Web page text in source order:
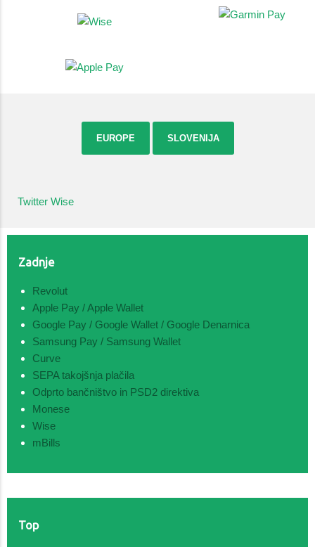
EUROPE SLOVENIJA
Twitter Wise
Zadnje
Revolut
Apple Pay / Apple Wallet
Google Pay / Google Wallet / Google Denarnica
Samsung Pay / Samsung Wallet
Curve
SEPA takojšnja plačila
Odprto bančništvo in PSD2 direktiva
Monese
Wise
mBills
Top